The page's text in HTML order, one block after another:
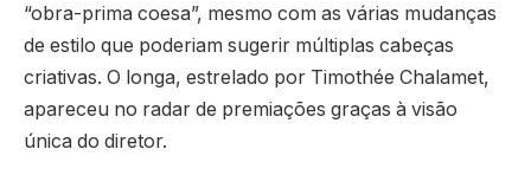
“obra-prima coesa”, mesmo com as várias mudanças
de estilo que poderiam sugerir múltiplas cabeças
criativas. O longa, estrelado por Timothée Chalamet,
apareceu no radar de premiações graças à visão
única do diretor.